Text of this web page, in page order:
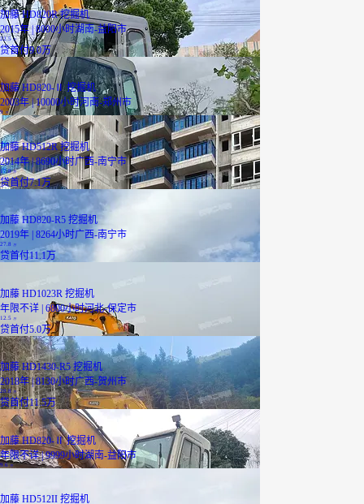
加藤 HD820R 挖掘机
2015年 | 8000小时湖南-益阳市
22.5万
贷首付9.0万
加藤 HD820-Ⅱ 挖掘机
2003年 | 10000小时河南-郑州市
9 万
加藤 HD512R 挖掘机
2014年 | 8690小时广西-南宁市
17.8万
贷首付7.1万
加藤 HD820-R5 挖掘机
2019年 | 8264小时广西-南宁市
27.8 万
贷首付11.1万
加藤 HD1023R 挖掘机
年限不详 | 6800小时河北-保定市
12.5 万
贷首付5.0万
加藤 HD1430-R5 挖掘机
2018年 | 8130小时广西-贺州市
28.8 万
贷首付11.5万
加藤 HD820-Ⅱ 挖掘机
年限不详 | 9999小时湖南-益阳市
9.6
加藤 HD512II 挖掘机